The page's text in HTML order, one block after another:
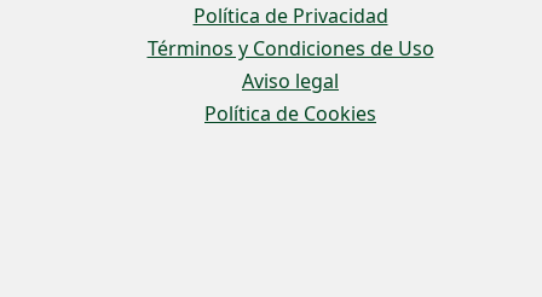
Política de Privacidad
Términos y Condiciones de Uso
Aviso legal
Política de Cookies